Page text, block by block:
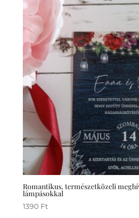
Romantikus, természetközeli
lámpásokkal
1390 Ft